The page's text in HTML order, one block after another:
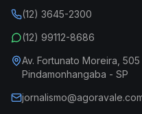
(12) 3645-2300
(12) 99112-8686
Av. Fortunato Moreira, 505
Pindamonhangaba - SP